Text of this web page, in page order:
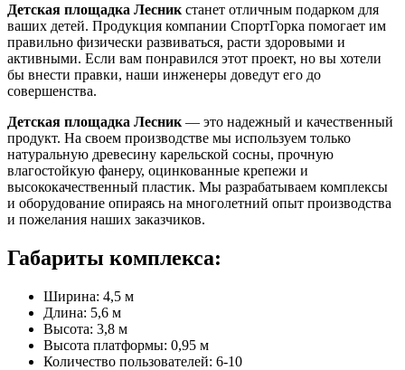
Детская площадка Лесник станет отличным подарком для
ваших детей. Продукция компании СпортГорка помогает им
правильно физически развиваться, расти здоровыми и
активными. Если вам понравился этот проект, но вы хотели
бы внести правки, наши инженеры доведут его до
совершенства.
Детская площадка Лесник — это надежный и качественный
продукт. На своем производстве мы используем только
натуральную древесину карельской сосны, прочную
влагостойкую фанеру, оцинкованные крепежи и
высококачественный пластик. Мы разрабатываем комплексы
и оборудование опираясь на многолетний опыт производства
и пожелания наших заказчиков.
Габариты комплекса:
Ширина: 4,5 м
Длина: 5,6 м
Высота: 3,8 м
Высота платформы: 0,95 м
Количество пользователей: 6-10